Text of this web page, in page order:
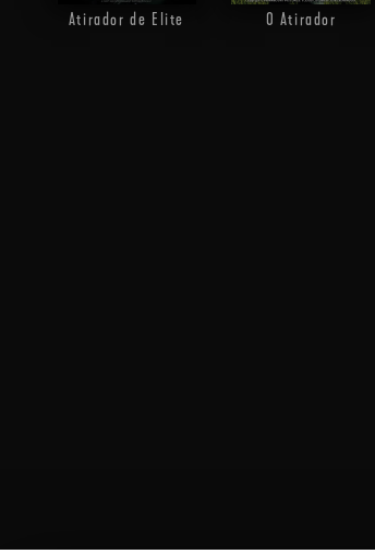
Atirador de Elite O Atirador